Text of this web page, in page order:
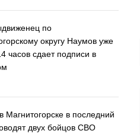
по
округу Наумов уже
часов сдает подписи в
Магнитогорске в последний
двух бойцов СВО